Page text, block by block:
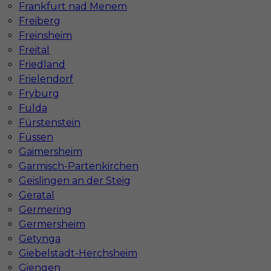
Frankfurt nad Menem
Freiberg
Freinsheim
Freital
Friedland
Frielendorf
Fryburg
Fulda
Fürstenstein
Füssen
Gaimersheim
Garmisch-Partenkirchen
Geislingen an der Steig
Geratal
Germering
Germersheim
Getynga
Giebelstadt-Herchsheim
Giengen
InServ © 2014 – 2026 | Wszelkie prawa zastrzeżone
Witryna korzysta z ciasteczek